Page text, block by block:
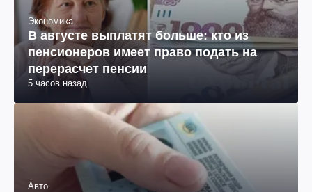
Экономика
В августе выплатят больше: кто из
пенсионеров имеет право подать на
перерасчет пенсии
5 часов назад
Авто